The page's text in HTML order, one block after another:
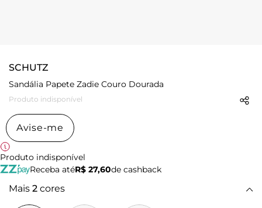
SCHUTZ
Sandália Papete Zadie Couro Dourada
Produto indisponível
Avise-me
Produto indisponível
Receba atéR$ 27,60de cashback
Mais 2 cores